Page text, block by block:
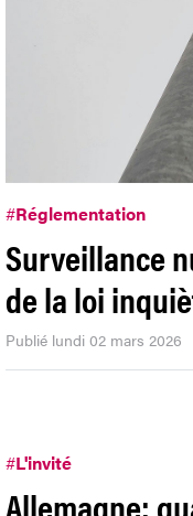
#Réglementation
Surveillance
de la loi
Publié lundi 02 mars 2026
#L'invité
Allemagne: